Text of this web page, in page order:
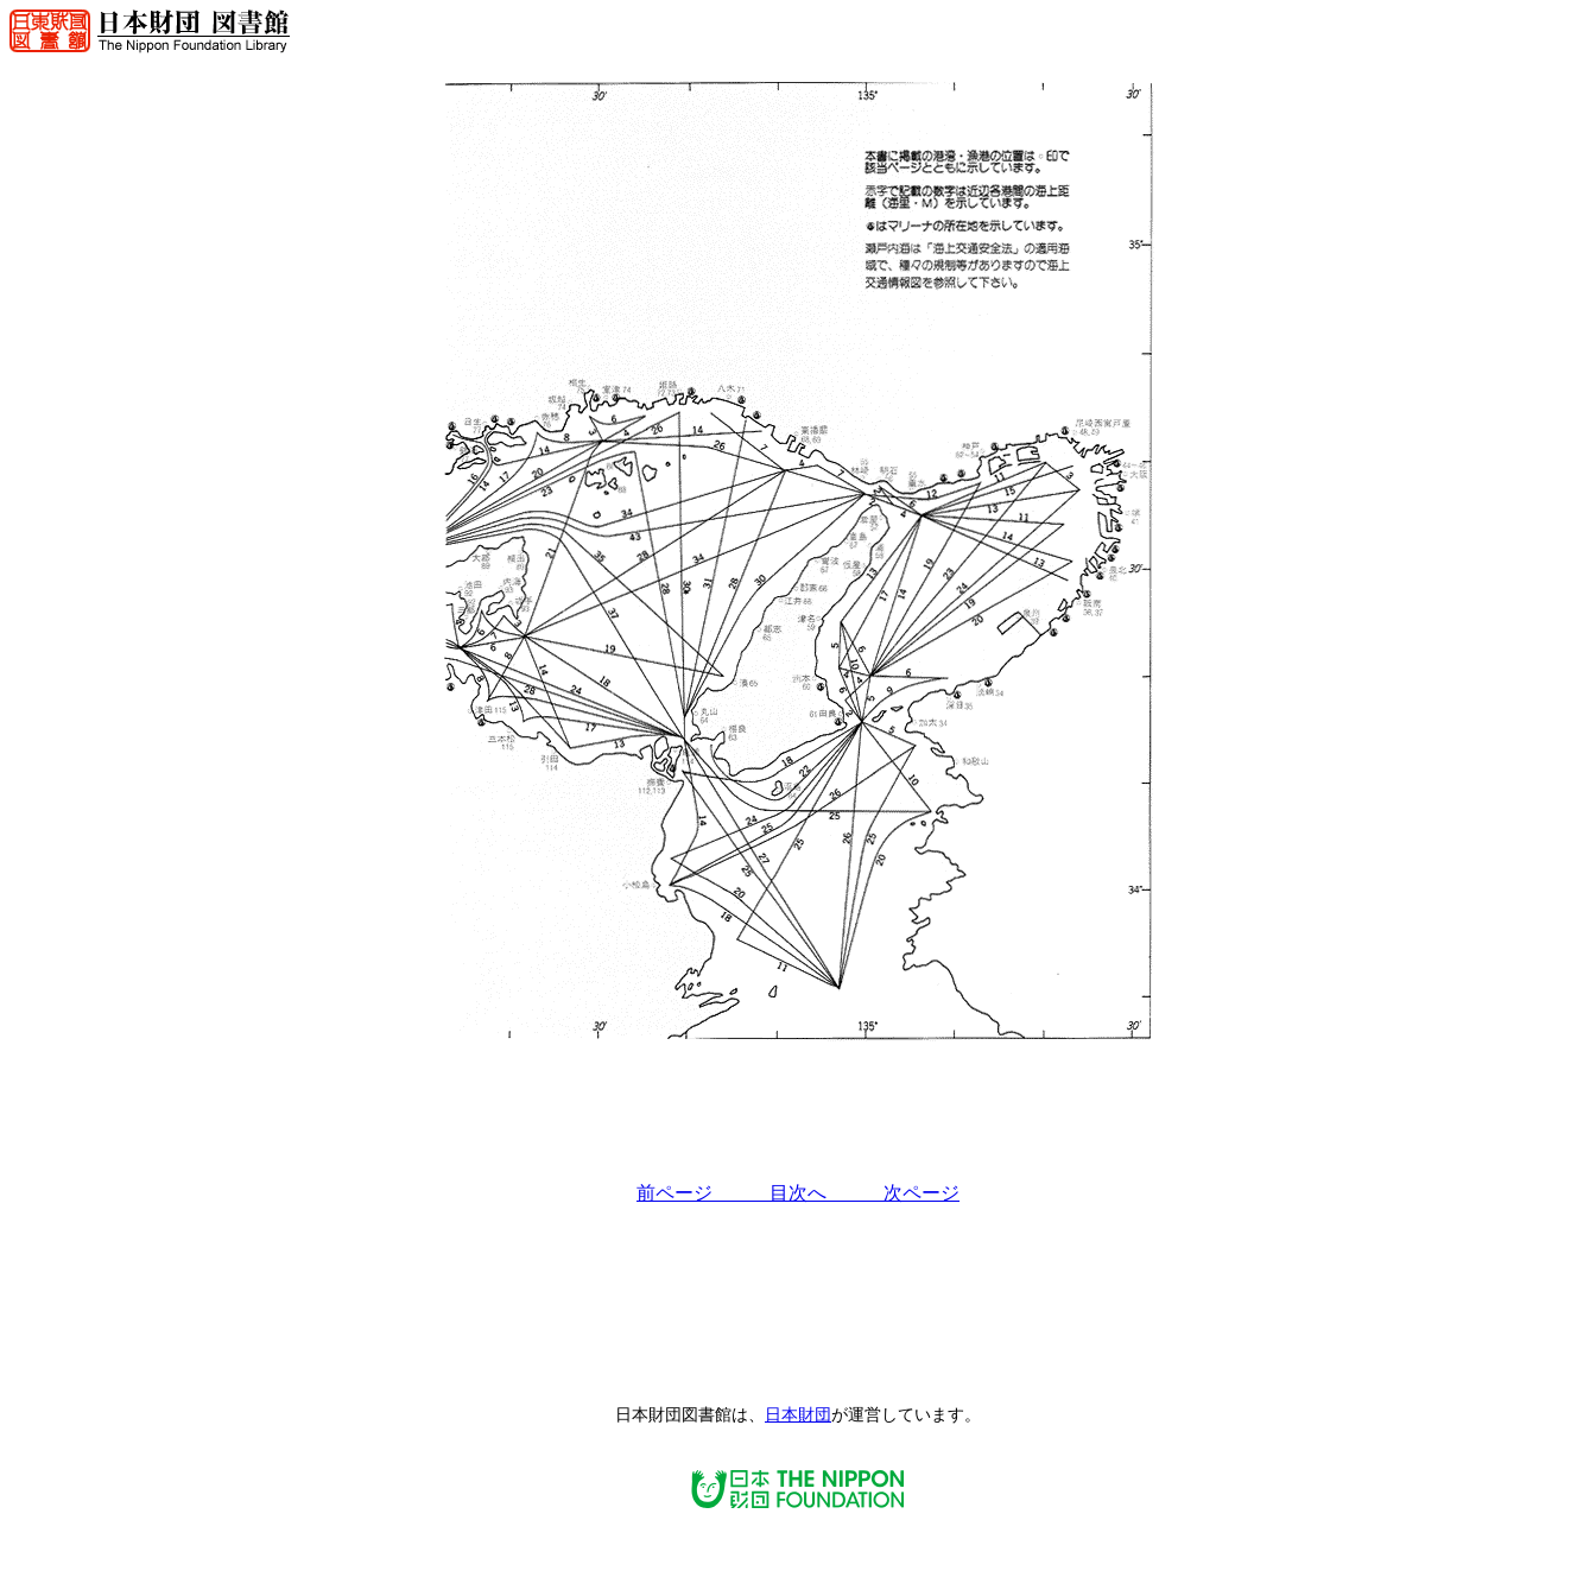
前ページ 目次へ 次ページ
日本財団図書館は、 日本財団が運営しています。